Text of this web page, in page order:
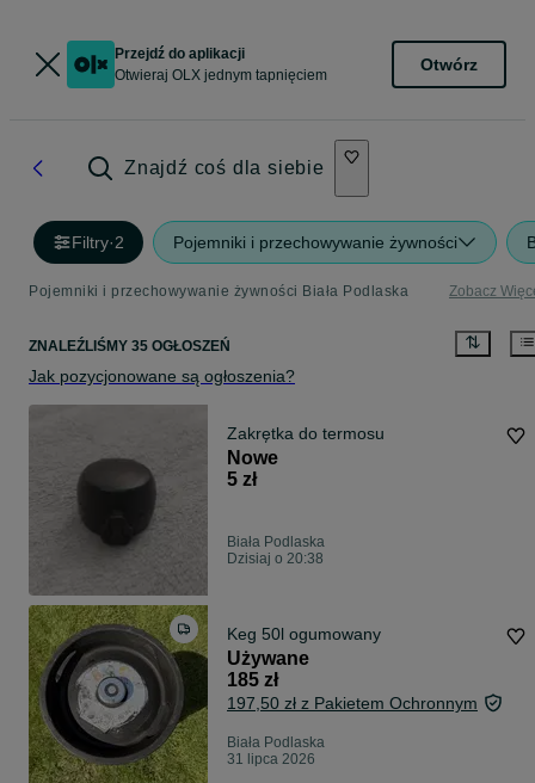
Przejdź do aplikacji
Otwieraj OLX jednym tapnięciem
Otwórz
Znajdź coś dla siebie
Filtry·2 Pojemniki i przechowywanie żywności
Pojemniki i przechowywanie żywności Biała Podlaska Zobacz
ZNALEŹLIŚMY 35 OGŁOSZEŃ
Jak pozycjonowane są ogłoszenia?
Zakrętka do termosu
Nowe
5 zł
Biała Podlaska
Dzisiaj o 20:38
Keg 50l ogumowany
Używane
185 zł
197,50 zł z Pakietem Ochronnym
Biała Podlaska
31 lipca 2026